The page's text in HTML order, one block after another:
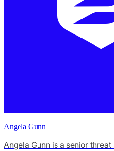
Angela Gunn
Angela Gunn is a senior